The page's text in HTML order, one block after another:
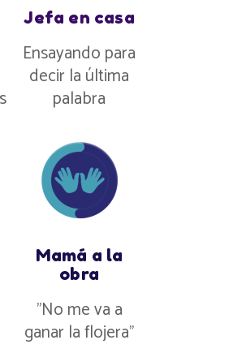
Jefa en casa
Ensayando para
decir la última
palabra
Mamá a la
obra
”No me va a
ganar la flojera”